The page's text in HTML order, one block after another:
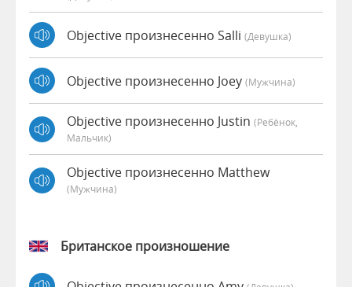
Objective произнесенно Salli (девушка)
Objective произнесенно Joey (мужчина)
Objective произнесенно Justin (Ребёнок,
Мальчик)
Objective произнесенно Matthew
(мужчина)
Британское произношение